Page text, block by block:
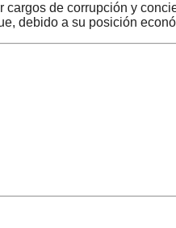
de corrupción y
debido a su posición